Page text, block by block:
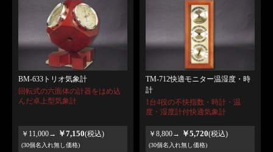
BM-633トリオ気象計
回転式の六面体の計器をはめ込
んだ卓上型気象計
￥11,000→ ￥7,150(税込)
(30個名入れ無し価格)
TM-712快適モニター温湿度・時
計
1台4役の不快指数・時計・温
度・湿度計付快適気象計
￥8,800→ ￥5,720(税込)
(30個名入れ無し価格)